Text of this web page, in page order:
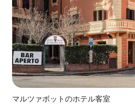
マルツァボットのホテル客室